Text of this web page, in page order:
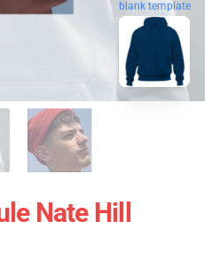
blank template
Nate Hill